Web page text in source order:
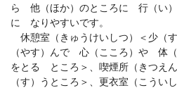
ら 他（ほか）のところに 行（い
に なりやすいです。
休憩室（きゅうけいしつ）＜少（
（やす）んで 心（こころ）や 体
をとる ところ＞、喫煙所（きつえ
（す）うところ＞、更衣室（こう